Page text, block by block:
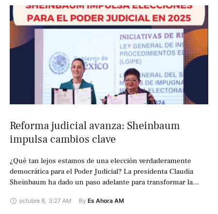
Reforma judicial avanza: Sheinbaum
impulsa cambios clave
¿Qué tan lejos estamos de una elección verdaderamente
democrática para el Poder Judicial? La presidenta Claudia
Sheinbaum ha dado un paso adelante para transformar la
octubre 8, 3:27 AM By Es Ahora AM